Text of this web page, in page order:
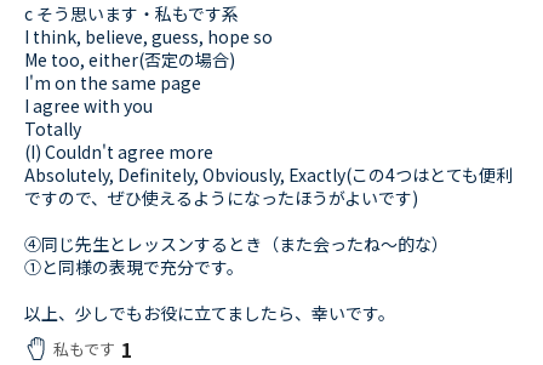
c そう思います・私もです系
I think, believe, guess, hope so
Me too, either(否定の場合)
I'm on the same page
I agree with you
Totally
(I) Couldn't agree more
Absolutely, Definitely, Obviously, Exactly(この4つはとても便利
ですので、ぜひ使えるようになったほうがよいです)
④同じ先生とレッスンするとき（また会ったね～的な）
①と同様の表現で充分です。
以上、少しでもお役に立てましたら、幸いです。
私もです 1